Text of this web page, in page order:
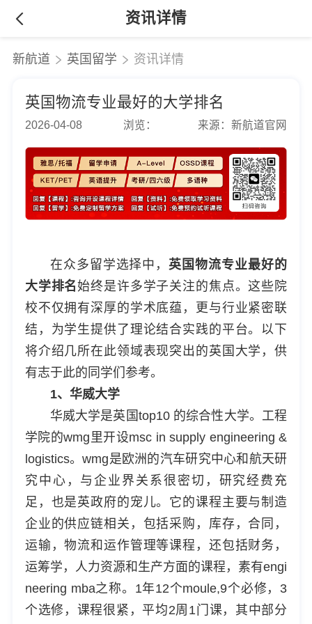
资讯详情
新航道 英国留学 资讯详情
英国物流专业最好的大学排名
2026-04-08 浏览： 来源：新航道官网
在众多留学选择中， 英国物流专业最好的
大学排名始终是许多学子关注的焦点。这些院
校不仅拥有深厚的学术底蕴，更与行业紧密联
结，为学生提供了理论结合实践的平台。以下
将介绍几所在此领域表现突出的英国大学，供
有志于此的同学们参考。
1、华威大学
华威大学是英国top10 的综合性大学。工程
学院的wmg里开设msc in supply engineering &
logistics。wmg是欧洲的汽车研究中心和航天研
究中心，与企业界关系很密切，研究经费充
足，也是英政府的宠儿。它的课程主要与制造
企业的供应链相关，包括采购，库存，合同，
运输，物流和运作管理等课程，还包括财务，
运筹学，人力资源和生产方面的课程，素有engi
neering mba之称。1年12个moule,9个必修，3
个选修，课程很紧，平均2周1门课，其中部分